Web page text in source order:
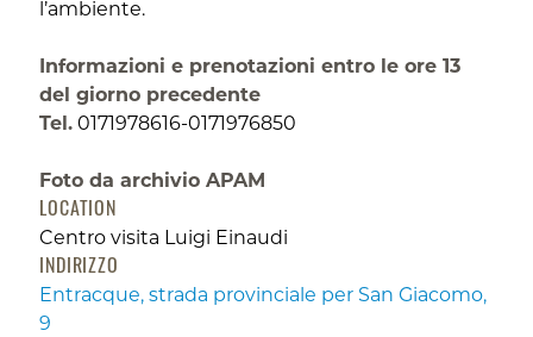
l’ambiente.
Informazioni e prenotazioni entro le ore 13
del giorno precedente
Tel. 0171978616-0171976850
Foto da archivio APAM
LOCATION
Centro visita Luigi Einaudi
INDIRIZZO
Entracque, strada provinciale per San Giacomo,
9